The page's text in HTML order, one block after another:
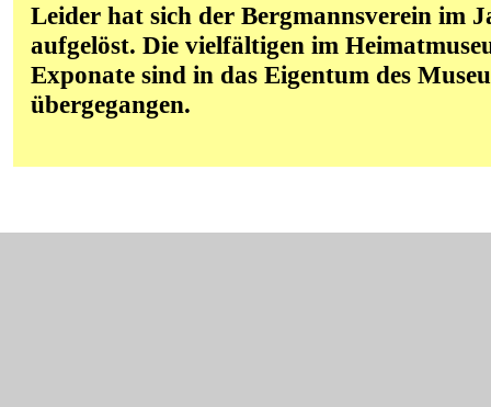
Leider hat sich der Bergmannsverein im
aufgelöst. Die vielfältigen im
Exponate sind in das Eigentum des
übergegangen.